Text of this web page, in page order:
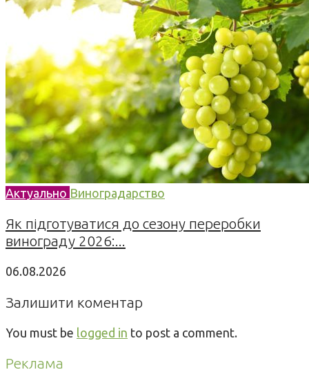
Актуально Виноградарство
Як підготуватися до сезону переробки
винограду 2026:...
06.08.2026
Залишити коментар
You must be logged in to post a comment.
Реклама